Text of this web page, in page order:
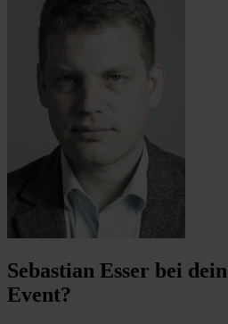
Sebastian Esser bei
Event?